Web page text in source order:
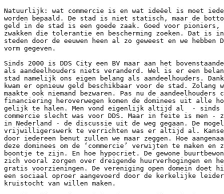
Natuurlijk: wat commercie is en wat ideëel is moet
worden bepaald. De stad is niet statisch, maar de
geld in de stad is een goede zaak. Goed voor pioniers,
zwakken die tolerantie en bescherming zoeken. Dat is
steden door de eeuwen heen al zo geweest en we hebben
vorm gegeven.
Sinds 2000 is DDS City een BV maar aan het
als aandeelhouders niets veranderd. Wel is er een
stad namelijk ons eigen belang als aandeelhouders.
kwam er opnieuw geld beschikbaar voor de stad.
maakte ook niemand bezwaren. Pas nu de
financiering heroverwegen komen de dominees uit alle
gelijk te halen. Men vond eigenlijk altijd al  - sinds
commercie slecht was voor DDS. Maar in feite is
in Nederland - de discussie uit de weg gegaan. De
vrijwilligerswerk te verrichten was er altijd al.
door iedereen benut zullen we maar zeggen. Hoe
deze dominees om de ‘commercie’ verwijten te maken
boontje te zijn. En hoe hypocriet. De gewone
zich vooral zorgen over dreigende huurverhogingen en
gratis voorzieningen. De vereniging open domein doet
een sociaal oproer aangevoerd door de kerkelijke
kruistocht van willen maken.